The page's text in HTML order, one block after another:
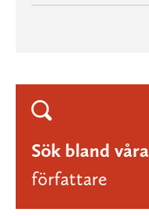
Sök bland våra
författare